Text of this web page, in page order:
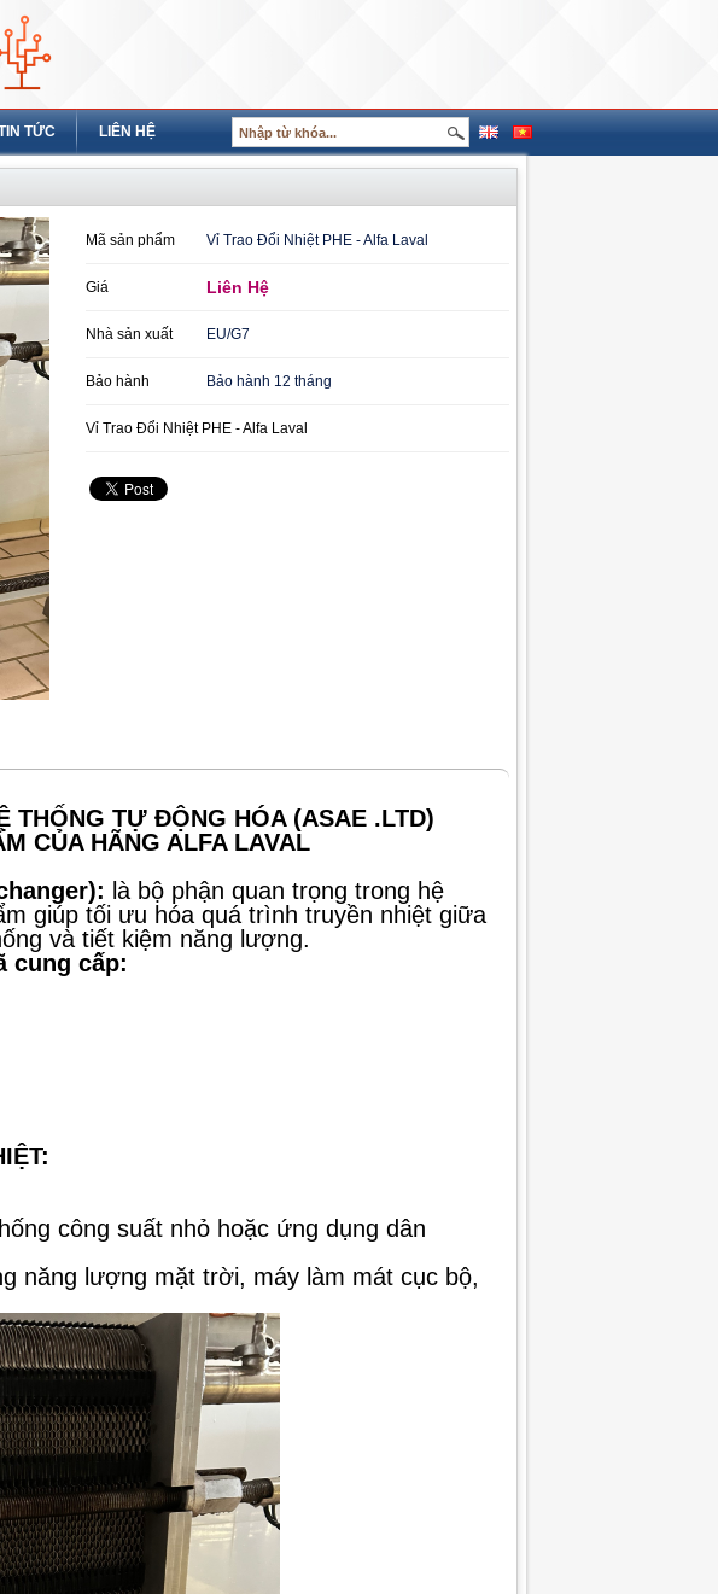
TỨC LIÊN HỆ
Mã sản phẩm Vỉ Trao Đổi Nhiệt PHE - Alfa Laval
Giá Liên Hệ
Nhà sản xuất EU/G7
Bảo hành Bảo hành 12 tháng
Vỉ Trao Đổi Nhiệt PHE - Alfa Laval
THỐNG TỰ ĐỘNG HÓA (ASAE .LTD)
CỦA HÃNG ALFA LAVAL
là bộ phận quan trọng trong hệ
giúp tối ưu hóa quá trình truyền nhiệt giữa
và tiết kiệm năng lượng.
cung cấp:
công suất nhỏ hoặc ứng dụng dân
năng lượng mặt trời, máy làm mát cục bộ,